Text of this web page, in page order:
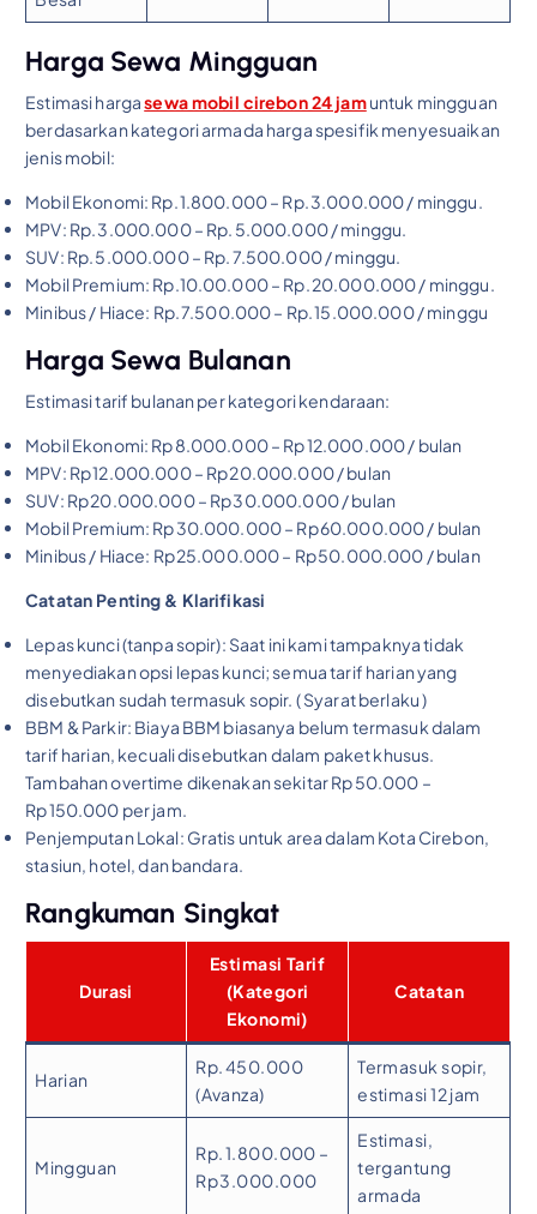
Harga Sewa Mingguan
Estimasi hargasewa mobil cirebon 24 jamuntuk mingguan
berdasarkan kategori armada harga spesifik menyesuaikan
jenis mobil:
Mobil Ekonomi: Rp. 1.800.000 – Rp. 3.000.000 / minggu.
MPV: Rp. 3.000.000 – Rp. 5.000.000 / minggu.
SUV: Rp. 5.000.000 – Rp. 7.500.000 / minggu.
Mobil Premium: Rp.10.00.000 – Rp. 20.000.000 / minggu.
Minibus / Hiace: Rp. 7.500.000 – Rp. 15.000.000 / minggu
Harga Sewa Bulanan
Estimasi tarif bulanan per kategori kendaraan:
Mobil Ekonomi: Rp 8.000.000 – Rp 12.000.000 / bulan
MPV: Rp 12.000.000 – Rp 20.000.000 / bulan
SUV: Rp 20.000.000 – Rp 30.000.000 / bulan
Mobil Premium: Rp 30.000.000 – Rp 60.000.000 / bulan
Minibus / Hiace: Rp 25.000.000 – Rp 50.000.000 / bulan
Catatan Penting & Klarifikasi
Lepas kunci (tanpa sopir): Saat ini kami tampaknya tidak
menyediakan opsi lepas kunci; semua tarif harian yang
disebutkan sudah termasuk sopir. ( Syarat berlaku )
BBM & Parkir: Biaya BBM biasanya belum termasuk dalam
tarif harian, kecuali disebutkan dalam paket khusus.
Tambahan overtime dikenakan sekitar Rp 50.000 –
Rp 150.000 per jam.
Penjemputan Lokal: Gratis untuk area dalam Kota Cirebon,
stasiun, hotel, dan bandara.
Rangkuman Singkat
Durasi
Estimasi Tarif
(Kategori
Ekonomi)
Catatan
Harian
Rp. 450.000
(Avanza)
Termasuk sopir,
estimasi 12 jam
Mingguan
Rp. 1.800.000 –
Rp 3.000.000
Estimasi,
tergantung
armada